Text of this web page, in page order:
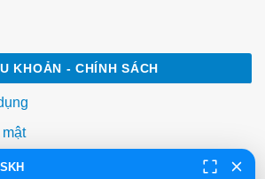
KHOẢN - CHÍNH SÁCH
toán